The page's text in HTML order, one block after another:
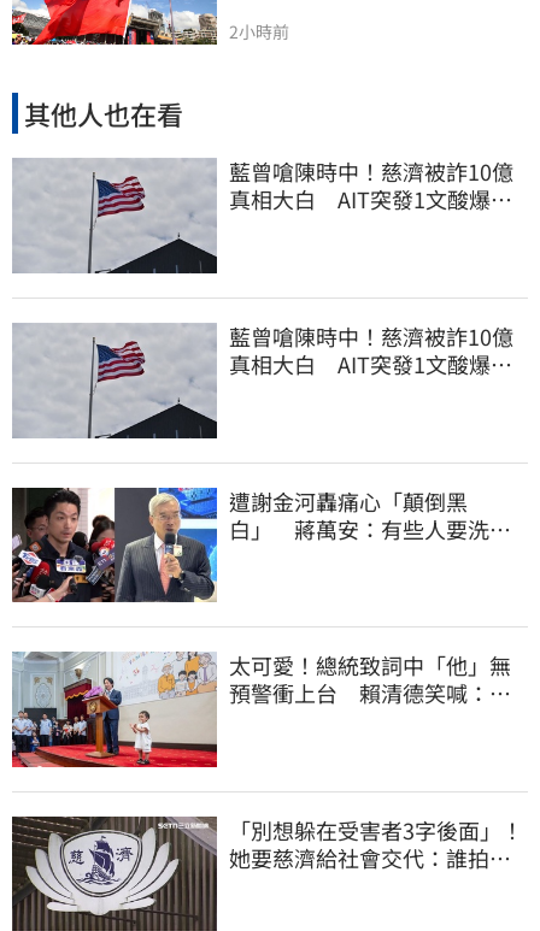
2小時前
其他人也在看
藍曾嗆陳時中！慈濟被詐10億
真相大白 AIT突發1文酸爆…
藍曾嗆陳時中！慈濟被詐10億
真相大白 AIT突發1文酸爆…
遭謝金河轟痛心「顛倒黑
白」 蔣萬安：有些人要洗人
太可愛！總統致詞中「他」無
預警衝上台 賴清德笑喊：卸
「別想躲在受害者3字後面」！
她要慈濟給社會交代：誰拍板